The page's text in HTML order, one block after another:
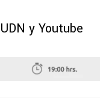
y Youtube